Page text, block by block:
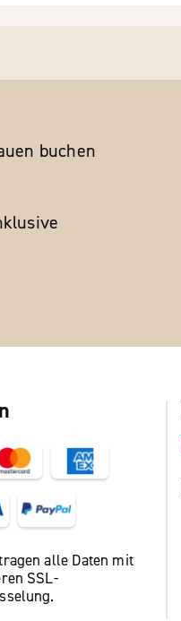
buchen
alle Daten mit
SSL-